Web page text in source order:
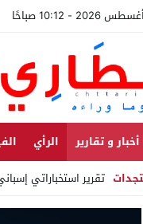
أخبار و تقارير الرأي
تقرير استخباراتي إسباني
Stop